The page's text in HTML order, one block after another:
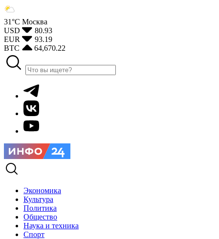
31°С Москва
USD
80.93
EUR
93.19
BTC
64,670.22
Экономика
Культура
Политика
Общество
Наука и техника
Спорт